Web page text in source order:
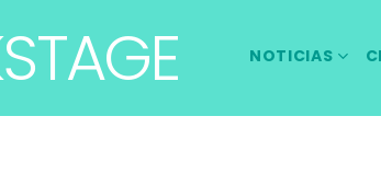
NOTICIAS